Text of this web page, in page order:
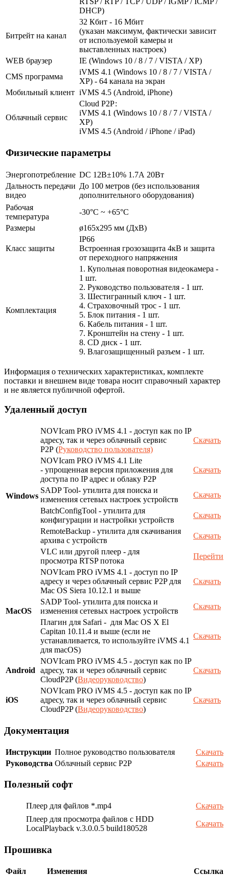
DHCP)
Битрейт на канал
32 Кбит - 16 Мбит
(указан максимум, фактически зависит
от используемой камеры и
выставленных настроек)
WEB браузер
IE (Windows 10 / 8 / 7 / VISTA / XP)
CMS программа
iVMS 4.1 (Windows 10 / 8 / 7 / VISTA /
XP) - 64 канала на экран
Мобильный клиент iVMS 4.5 (Android, iPhone)
Облачный сервис
Cloud Р2Р:
iVMS 4.1 (Windows 10 / 8 / 7 / VISTA /
XP)
iVMS 4.5 (Android / iPhone / iPad)
Физические параметры
Энергопотребление DC 12В±10% 1.7А 20Вт
Дальность передачи
видео
До 100 метров (без использования
дополнительного оборудования)
Рабочая
температура
-30°C ~ +65°C
Размеры
ø165х295 мм (ДхВ)
Класс защиты
IP66
Встроенная грозозащита 4кВ и защита
от переходного напряжения
Комплектация
1. Купольная поворотная видеокамера -
1 шт.
2. Руководство пользователя - 1 шт.
3. Шестигранный ключ - 1 шт.
4. Страховочный трос - 1 шт.
5. Блок питания - 1 шт.
6. Кабель питания - 1 шт.
7. Кронштейн на стену - 1 шт.
8. CD диск - 1 шт.
9. Влагозащищенный разъем - 1 шт.
Информация о технических характеристиках, комплекте
поставки и внешнем виде товара носит справочный характер
и не является публичной офертой.
Удаленный доступ
Windows
NOVIcam PRO iVMS 4.1 - доступ как по IP
адресу, так и через облачный сервис
P2P (Руководство пользователя)
Скачать
NOVIcam PRO iVMS 4.1 Lite
- упрощенная версия приложения для
доступа по IP адрес и облаку P2P
Скачать
SADP Tool- утилита для поиска и
изменения сетевых настроек устройств
Скачать
BatchConfigTool - утилита для
конфигурации и настройки устройств
Скачать
RemoteBackup - утилита для скачивания
архива с устройств
Скачать
VLC или другой плеер - для
просмотра RTSP потока
Перейти
MacOS
NOVIcam PRO iVMS 4.1 - доступ по IP
адресу и через облачный сервис P2P для
Mac OS Siera 10.12.1 и выше
Скачать
SADP Tool- утилита для поиска и
изменения сетевых настроек устройств
Скачать
Плагин для Safari - для Mac OS X El
Capitan 10.11.4 и выше (если не
устанавливается, то используйте iVMS 4.1
для macOS)
Скачать
Android
NOVIcam PRO iVMS 4.5 - доступ как по IP
адресу, так и через облачный сервис
CloudP2P (Видеоруководство)
Скачать
iOS
NOVIcam PRO iVMS 4.5 - доступ как по IP
адресу, так и через облачный сервис
CloudP2P (Видеоруководство)
Скачать
Документация
Инструкции Полное руководство пользователя
Скачать
Руководства Облачный сервис P2P Скачать
Полезный софт
Плеер для файлов *.mp4
Скачать
Плеер для просмотра файлов с HDD
LocalPlayback v.3.0.0.5 build180528
Скачать
Прошивка
Файл Изменения
Ссылка